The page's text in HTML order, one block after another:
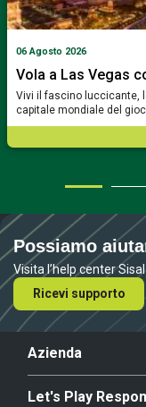
06 Agosto 2026
Vola a Las Vegas
Vivi il fascino luccicante,
capitale mondiale del
Possiamo
Visita l’help center
Ricevi supporto
Azienda
Let's Play